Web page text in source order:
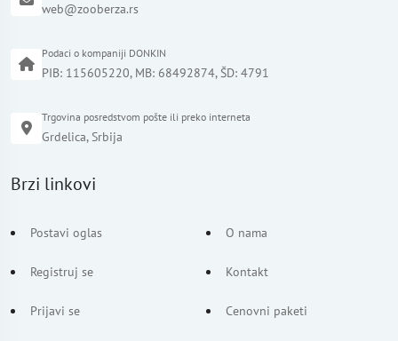
web@zooberza.rs
Podaci o kompaniji DONKIN
PIB: 115605220, MB: 68492874, ŠD: 4791
Trgovina posredstvom pošte ili preko interneta
Grdelica, Srbija
Brzi linkovi
Postavi oglas
Registruj se
Prijavi se
O nama
Kontakt
Cenovni paketi